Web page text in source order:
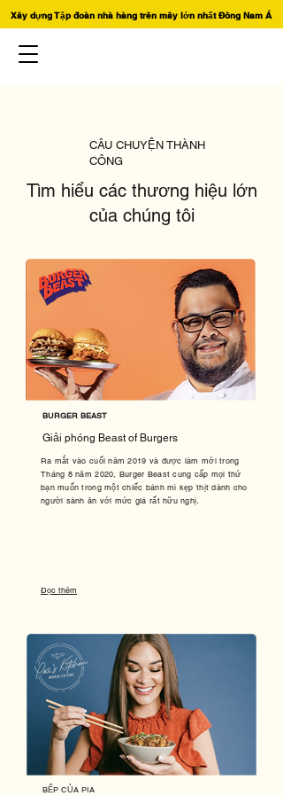
Xây dựng Tập đoàn nhà hàng trên mây lớn nhất Đông Nam Á
CÂU CHUYỆN THÀNH
CÔNG
Tìm hiểu các thương hiệu lớn
của chúng tôi
BURGER BEAST
Giải phóng Beast of Burgers
Ra mắt vào cuối năm 2019 và được làm mới trong
Tháng 8 năm 2020, Burger Beast cung cấp mọi thứ
bạn muốn trong một chiếc bánh mì kẹp thịt dành cho
người sành ăn với mức giá rất hữu nghị.
Đọc thêm
BẾP CỦA PIA